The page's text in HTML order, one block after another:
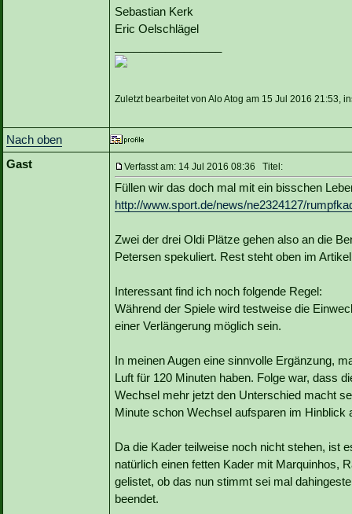
Sebastian Kerk
Eric Oelschlägel
Zuletzt bearbeitet von Alo Atog am 15 Jul 2016 21:53,
Nach oben
Gast
Verfasst am: 14 Jul 2016 08:36 Titel:
Füllen wir das doch mal mit ein bisschen
http://www.sport.de/news/ne2324127/
Zwei der drei Oldi Plätze gehen also an die
Petersen spekuliert. Rest steht oben im
Interessant find ich noch folgende Regel:
Während der Spiele wird testweise die
einer Verlängerung möglich sein.
In meinen Augen eine sinnvolle Ergänzung,
Luft für 120 Minuten haben. Folge war, dass
Wechsel mehr jetzt den Unterschied macht
Minute schon Wechsel aufsparen im Hinblick
Da die Kader teilweise noch nicht stehen, ist
natürlich einen fetten Kader mit Marquinhos,
gelistet, ob das nun stimmt sei mal
beendet.